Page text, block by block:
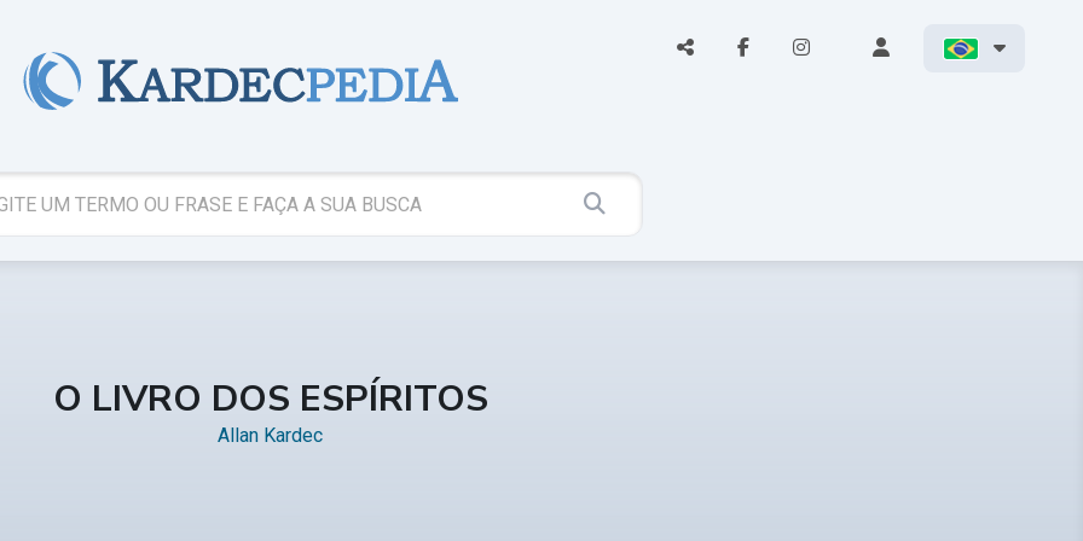
O LIVRO DOS ESPÍRITOS
Allan Kardec